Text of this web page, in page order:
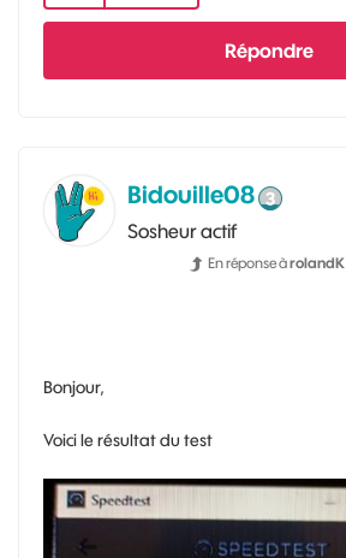
Répondre
Bidouille08
Sosheur actif
En réponse àrolandK
Bonjour,
Voici le résultat du test